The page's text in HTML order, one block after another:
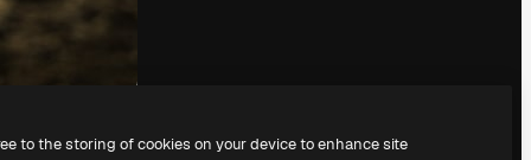
to the storing of cookies on your device to enhance site